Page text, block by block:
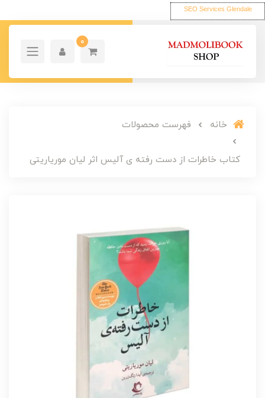
SEO Services Glendale
0
خانه فهرست محصولات
کتاب خاطرات از دست رفته ی آلیس اثر لیان موریاریتی